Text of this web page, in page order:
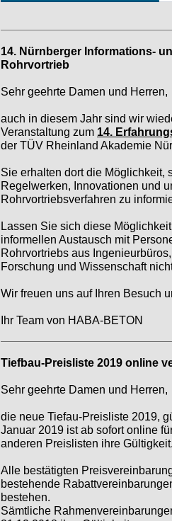
14. Nürnberger Informations-
Rohrvortrieb
Sehr geehrte Damen und Herren,
auch in diesem Jahr sind wir
Veranstaltung zum 14.
der TÜV Rheinland Akademie
Sie erhalten dort die Möglichkeit,
Regelwerken, Innovationen und
Rohrvortriebsverfahren zu
Lassen Sie sich diese
informellen Austausch mit
Rohrvortriebs aus
Forschung und Wissenschaft
Wir freuen uns auf Ihren Besuch
Ihr Team von HABA-BETON
Tiefbau-Preisliste 2019 online
Sehr geehrte Damen und Herren,
die neue Tiefau-Preisliste 2019,
Januar 2019 ist ab sofort online
anderen Preislisten ihre
Alle bestätigten
bestehende
bestehen.
Sämtliche